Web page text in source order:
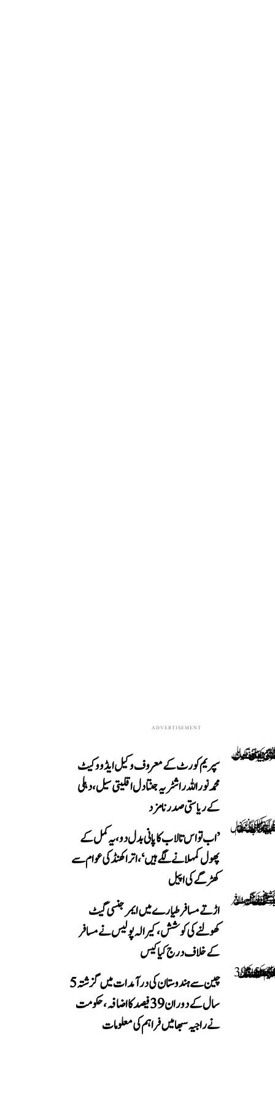
ADVERTISEMENT
سپریم کورٹ کے معروف وکیل ایڈووکیٹ
محمد نور اللہ راشٹریہ جنتا دل اقلیتی سیل، دہلی
کے ریاستی صدر نامزد
’اب تو اس تالاب کا پانی بدل دو، یہ کمل کے
پھول کمہلانے لگے ہیں‘، اتراکھنڈ کی عوام سے
کھڑگے کی اپیل
اڑتے مسافر طیارے میں ایمرجنسی گیٹ
کھولنے کی کوشش، کیرالہ پولیس نے مسافر
کے خلاف درج کیا کیس
چین سے ہندوستان کی درآمدات میں گزشتہ 5
سال کے دوران 39 فیصد کا اضافہ، حکومت
نے راجیہ سبھا میں فراہم کی معلومات